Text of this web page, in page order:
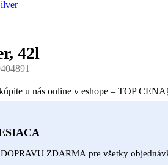
42l
u nás online v eshope – TOP
ZDARMA pre všetky